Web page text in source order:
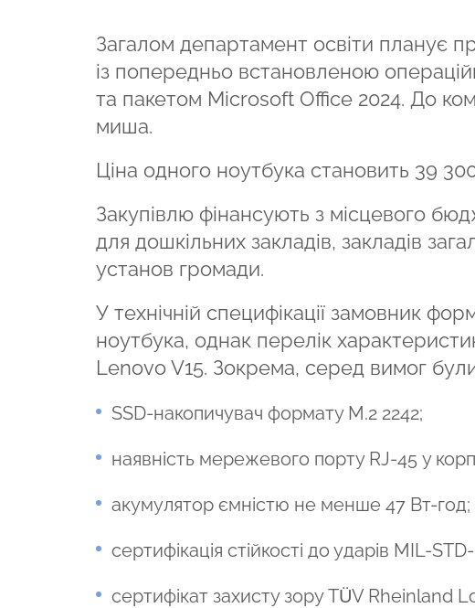
Загалом департамент освіти планує
із попередньо встановленою
та пакетом Microsoft Office 2024. До
миша.
Ціна одного ноутбука становить 39
Закупівлю фінансують з місцевого
для дошкільних закладів, закладів
установ громади.
У технічній специфікації замовник
ноутбука, однак перелік
Lenovo V15. Зокрема, серед вимог
SSD-накопичувач формату M.2 2242;
наявність мережевого порту RJ-45 у
акумулятор ємністю не менше 47 Вт-год;
сертифікація стійкості до ударів MIL-
сертифікат захисту зору TÜV Rheinland